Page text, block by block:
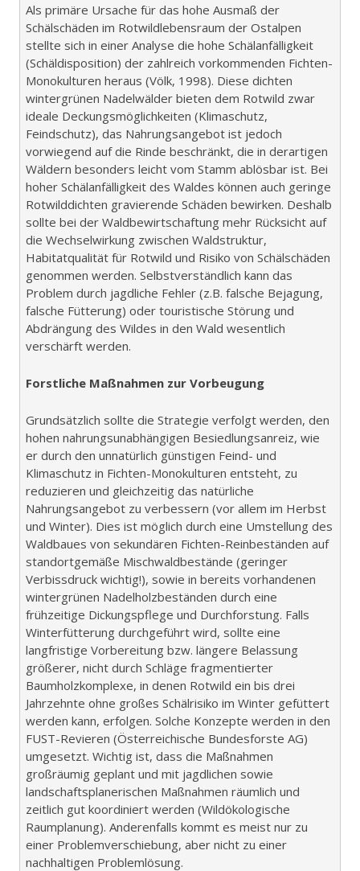
Als primäre Ursache für das hohe Ausmaß der
Schälschäden im Rotwildlebensraum der Ostalpen
stellte sich in einer Analyse die hohe Schälanfälligkeit
(Schäldisposition) der zahlreich vorkommenden Fichten-
Monokulturen heraus (Völk, 1998). Diese dichten
wintergrünen Nadelwälder bieten dem Rotwild zwar
ideale Deckungsmöglichkeiten (Klimaschutz,
Feindschutz), das Nahrungsangebot ist jedoch
vorwiegend auf die Rinde beschränkt, die in derartigen
Wäldern besonders leicht vom Stamm ablösbar ist. Bei
hoher Schälanfälligkeit des Waldes können auch geringe
Rotwilddichten gravierende Schäden bewirken. Deshalb
sollte bei der Waldbewirtschaftung mehr Rücksicht auf
die Wechselwirkung zwischen Waldstruktur,
Habitatqualität für Rotwild und Risiko von Schälschäden
genommen werden. Selbstverständlich kann das
Problem durch jagdliche Fehler (z.B. falsche Bejagung,
falsche Fütterung) oder touristische Störung und
Abdrängung des Wildes in den Wald wesentlich
verschärft werden.
Forstliche Maßnahmen zur Vorbeugung
Grundsätzlich sollte die Strategie verfolgt werden, den
hohen nahrungsunabhängigen Besiedlungsanreiz, wie
er durch den unnatürlich günstigen Feind- und
Klimaschutz in Fichten-Monokulturen entsteht, zu
reduzieren und gleichzeitig das natürliche
Nahrungsangebot zu verbessern (vor allem im Herbst
und Winter). Dies ist möglich durch eine Umstellung des
Waldbaues von sekundären Fichten-Reinbeständen auf
standortgemäße Mischwaldbestände (geringer
Verbissdruck wichtig!), sowie in bereits vorhandenen
wintergrünen Nadelholzbeständen durch eine
frühzeitige Dickungspflege und Durchforstung. Falls
Winterfütterung durchgeführt wird, sollte eine
langfristige Vorbereitung bzw. längere Belassung
größerer, nicht durch Schläge fragmentierter
Baumholzkomplexe, in denen Rotwild ein bis drei
Jahrzehnte ohne großes Schälrisiko im Winter gefüttert
werden kann, erfolgen. Solche Konzepte werden in den
FUST-Revieren (Österreichische Bundesforste AG)
umgesetzt. Wichtig ist, dass die Maßnahmen
großräumig geplant und mit jagdlichen sowie
landschaftsplanerischen Maßnahmen räumlich und
zeitlich gut koordiniert werden (Wildökologische
Raumplanung). Anderenfalls kommt es meist nur zu
einer Problemverschiebung, aber nicht zu einer
nachhaltigen Problemlösung.